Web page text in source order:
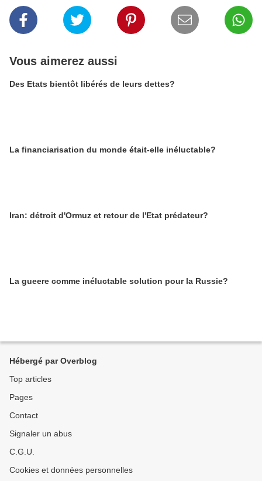
Vous aimerez aussi
Des Etats bientôt libérés de leurs dettes?
La financiarisation du monde était-elle inéluctable?
Iran: détroit d'Ormuz et retour de l'Etat prédateur?
La gueere comme inéluctable solution pour la Russie?
Hébergé par Overblog
Top articles
Pages
Contact
Signaler un abus
C.G.U.
Cookies et données personnelles